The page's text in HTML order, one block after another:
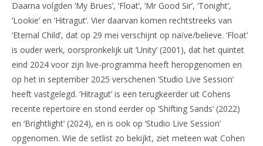
Daarna volgden ‘My Brues’, ‘Float’, ‘Mr Good Sir’, ‘Tonight’,
‘Lookie’ en ‘Hitragut’. Vier daarvan komen rechtstreeks van
‘Eternal Child’, dat op 29 mei verschijnt op naïve/believe. ‘Float’
is ouder werk, oorspronkelijk uit ‘Unity’ (2001), dat het quintet
eind 2024 voor zijn live-programma heeft heropgenomen en
op het in september 2025 verschenen ‘Studio Live Session’
heeft vastgelegd. ‘Hitragut’ is een terugkeerder uit Cohens
recente repertoire en stond eerder op ‘Shifting Sands’ (2022)
en ‘Brightlight’ (2024), en is ook op ‘Studio Live Session’
opgenomen. Wie de setlist zo bekijkt, ziet meteen wat Cohen